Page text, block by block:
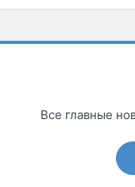
Все главные